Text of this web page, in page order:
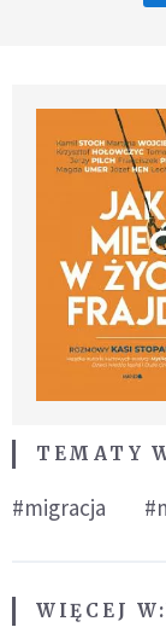
TEMATY
#migracja
WIĘCEJ W: